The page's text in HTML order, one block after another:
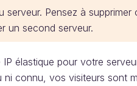
serveur. Pensez à
un second serveur.
élastique pour votre
connu, vos visiteurs sont